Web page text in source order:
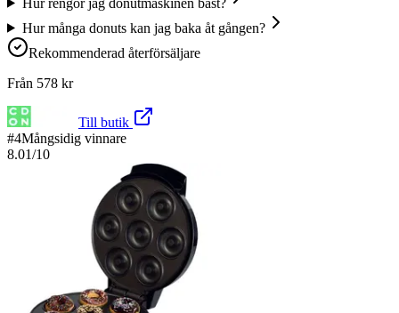
Hur många donuts kan jag baka åt gången?
Rekommenderad återförsäljare
Från 578 kr
Till butik
#4Mångsidig vinnare
8.01/10